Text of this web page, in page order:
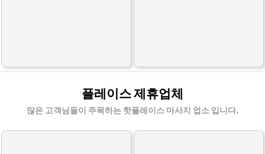
플레이스 제휴업체
많은 고객님들이 주목하는 핫플레이스 마사지 업소 입니다.